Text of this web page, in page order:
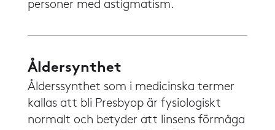
personer med astigmatism.
Åldersynthet
Ålderssynthet som i medicinska termer
kallas att bli Presbyop är fysiologiskt
normalt och betyder att linsens förmåga